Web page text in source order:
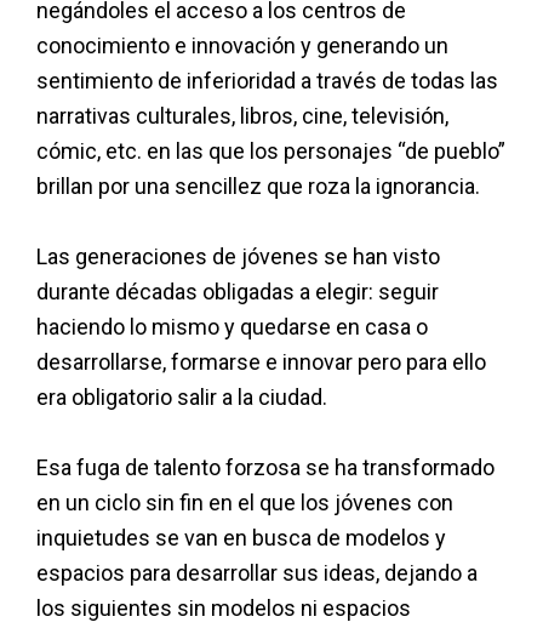
negándoles el acceso a los centros de
conocimiento e innovación y generando un
sentimiento de inferioridad a través de todas las
narrativas culturales, libros, cine, televisión,
cómic, etc. en las que los personajes “de pueblo”
brillan por una sencillez que roza la ignorancia.
Las generaciones de jóvenes se han visto
durante décadas obligadas a elegir: seguir
haciendo lo mismo y quedarse en casa o
desarrollarse, formarse e innovar pero para ello
era obligatorio salir a la ciudad.
Esa fuga de talento forzosa se ha transformado
en un ciclo sin fin en el que los jóvenes con
inquietudes se van en busca de modelos y
espacios para desarrollar sus ideas, dejando a
los siguientes sin modelos ni espacios